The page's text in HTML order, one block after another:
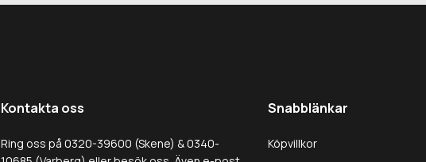
Kontakta oss
Ring oss på 0320-39600 (Skene) & 0340-
Snabblänkar
Köpvillkor